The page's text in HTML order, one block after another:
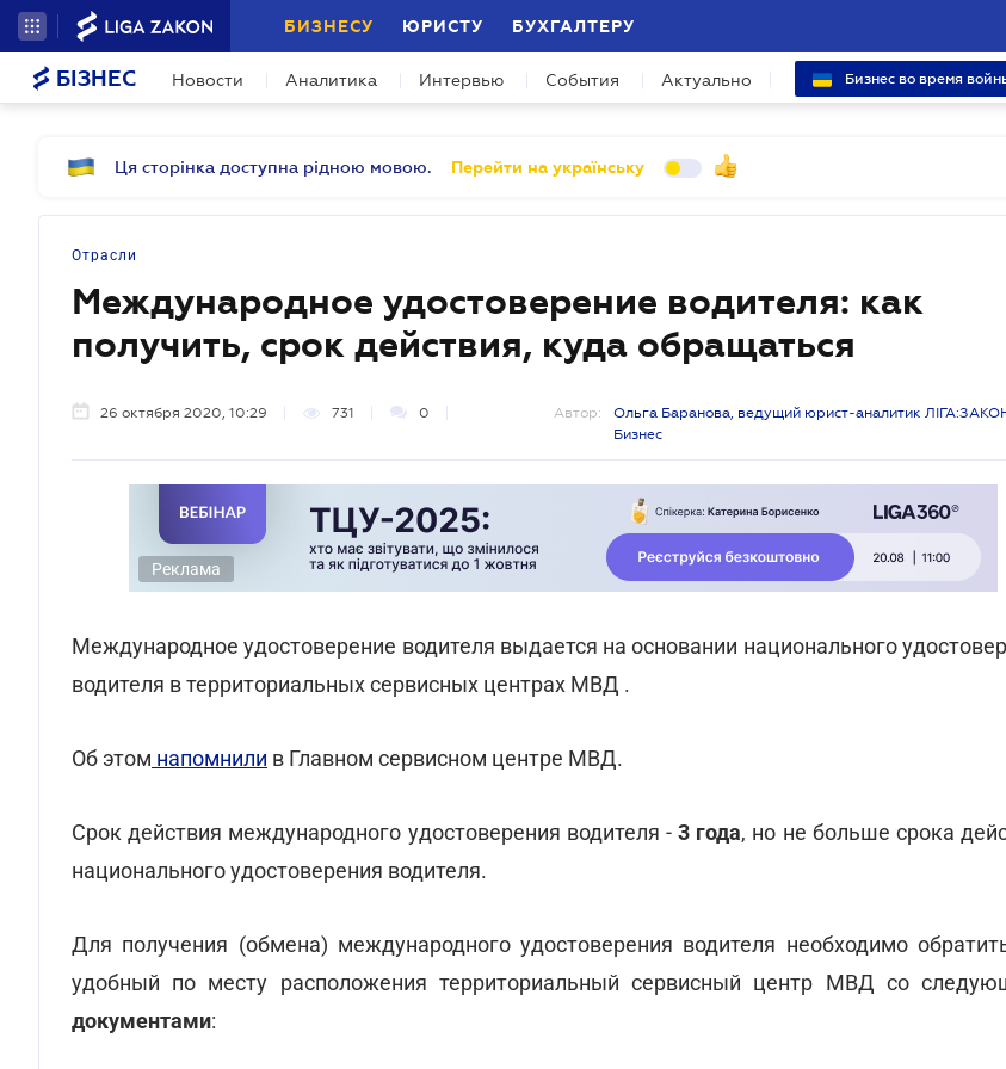
БИЗНЕСУ ЮРИСТУ БУХГАЛТЕРУ
БІЗНЕС Новости Аналитика Интервью События Актуально Бизнес во время
Ця сторінка доступна рідною мовою. Перейти на українську
Отрасли
Международное удостоверение водителя: как
получить, срок действия, куда обращаться
26 октября 2020, 10:29 731 0 Автор:
Ольга Баранова, ведущий юрист-аналитик
Бизнес
Реклама
Международное удостоверение водителя выдается на основании национального
водителя в территориальных сервисных центрах МВД .
Об этом напомнили в Главном сервисном центре МВД.
Срок действия международного удостоверения водителя - 3 года, но не больше срока
национального удостоверения водителя.
Для получения (обмена) международного удостоверения водителя необходимо
удобный по месту расположения территориальный сервисный центр МВД со
документами: